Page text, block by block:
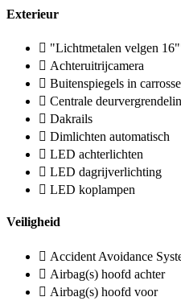
Exterieur
"Lichtmetalen velgen
Achteruitrijcamera
Buitenspiegels in
Centrale
Dakrails
Dimlichten automatisch
LED achterlichten
LED dagrijverlichting
LED koplampen
Veiligheid
Accident Avoidance
Airbag(s) hoofd achter
Airbag(s) hoofd voor